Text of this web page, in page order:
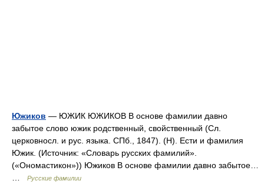
Южиков — ЮЖИК ЮЖИКОВ В основе фамилии давно
забытое слово южик родственный, свойственный (Сл.
церковносл. и рус. языка. СПб., 1847). (Н). Ести и фамилия
Южик. (Источник: «Словарь русских фамилий».
(«Ономастикон»)) Южиков В основе фамилии давно забытое…
Русские фамилии